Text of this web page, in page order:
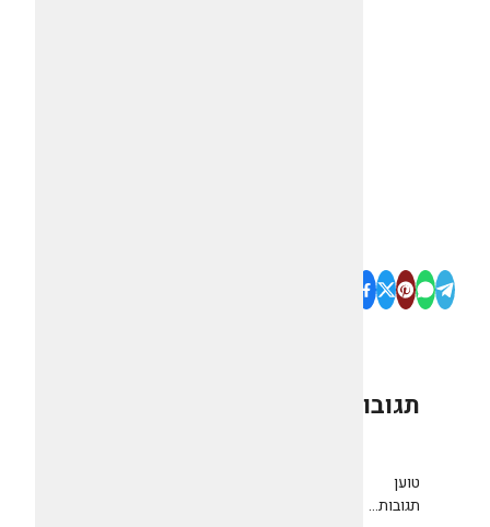
תגובות
טוען
תגובות...